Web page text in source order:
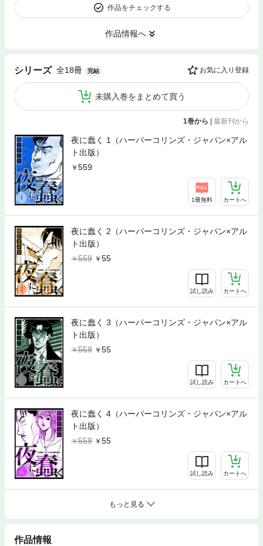
作品をチェックする
作品情報へ
シリーズ 全18冊 完結 お気に入り登録
未購入巻をまとめて買う
1巻から 最新刊から
夜に蠢く 1（ハーパーコリンズ・ジャパン×アル
ト出版）
559
1冊無料 カートへ
夜に蠢く 2（ハーパーコリンズ・ジャパン×アル
ト出版）
559
55
試し読み カートへ
夜に蠢く 3（ハーパーコリンズ・ジャパン×アル
ト出版）
559
55
試し読み カートへ
夜に蠢く 4（ハーパーコリンズ・ジャパン×アル
ト出版）
559
55
試し読み カートへ
もっと見る
作品情報